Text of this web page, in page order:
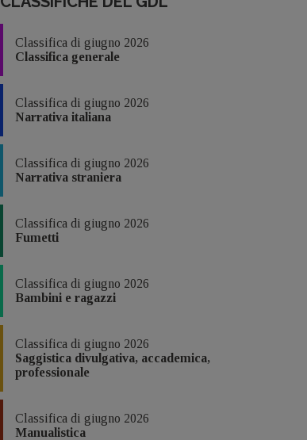
Classifica di giugno 2026
Classifica generale
Classifica di giugno 2026
Narrativa italiana
Classifica di giugno 2026
Narrativa straniera
Classifica di giugno 2026
Fumetti
Classifica di giugno 2026
Bambini e ragazzi
Classifica di giugno 2026
Saggistica divulgativa, accademica,
professionale
Classifica di giugno 2026
Manualistica